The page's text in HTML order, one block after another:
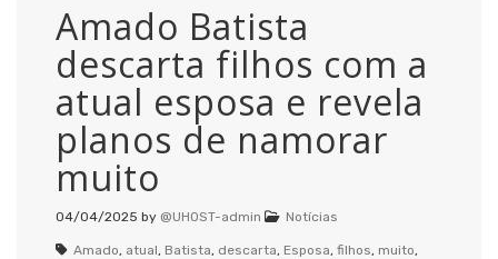
Amado Batista
descarta filhos com a
atual esposa e revela
planos de namorar
muito
04/04/2025 by @UHOST-admin Notícias
Amado, atual, Batista, descarta, Esposa, filhos, muito,